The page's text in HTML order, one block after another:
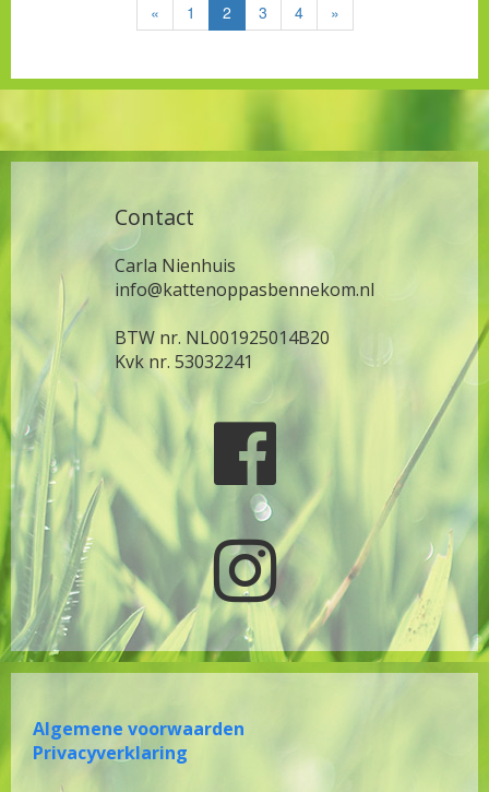
« 1 2 3 4 »
Contact
Carla Nienhuis
info@kattenoppasbennekom.nl
BTW nr. NL001925014B20
Kvk nr. 53032241


Algemene voorwaarden
Privacyverklaring